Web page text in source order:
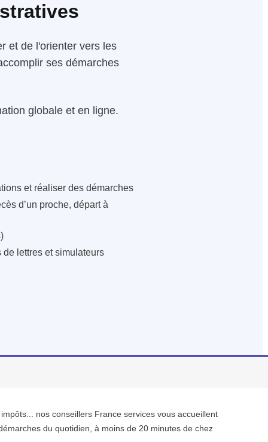
et de l'orienter vers les
ses démarches
globale et en ligne.
et réaliser des démarches
d’un proche, départ à
lettres et simulateurs
nos conseillers France services vous accueillent
du quotidien, à moins de 20 minutes de chez